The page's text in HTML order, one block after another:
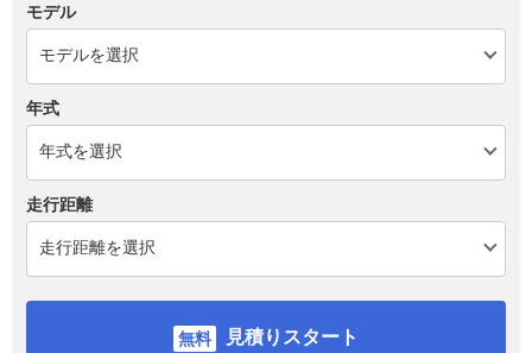
モデル
年式
走行距離
見積りスタート